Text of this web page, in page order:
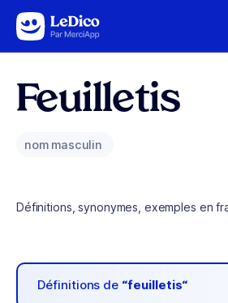
Aller au contenu
Feuilletis
nom masculin
Définitions, synonymes, exemples en
Définitions de “feuilletis“